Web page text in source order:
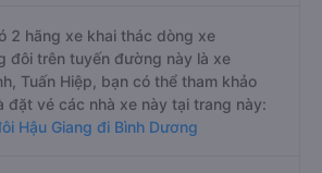
2 hãng xe khai thác dòng xe
đôi trên tuyến đường này là xe
Tuấn Hiệp, bạn có thể tham khảo
đặt vé các nhà xe này tại trang này:
Hậu Giang đi Bình Dương